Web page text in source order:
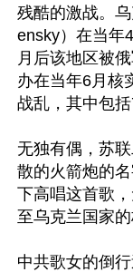
残酷的激战。
ensky）在当年
月后该地区被
办在当年6月核
战乱，其中包括
无独有偶，苏
散的火箭炮的
下高唱这首歌
至乌克兰国家
中共歌女的倒